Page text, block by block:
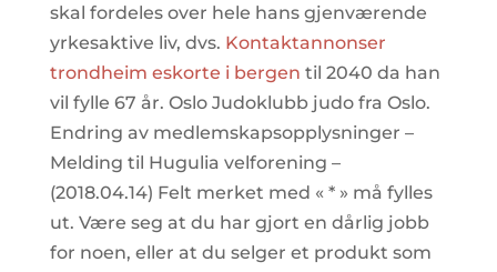
skal fordeles over hele hans gjenværende
yrkesaktive liv, dvs. Kontaktannonser
trondheim eskorte i bergen til 2040 da han
vil fylle 67 år. Oslo Judoklubb judo fra Oslo.
Endring av medlemskapsopplysninger –
Melding til Hugulia velforening –
(2018.04.14) Felt merket med « * » må fylles
ut. Være seg at du har gjort en dårlig jobb
for noen, eller at du selger et produkt som